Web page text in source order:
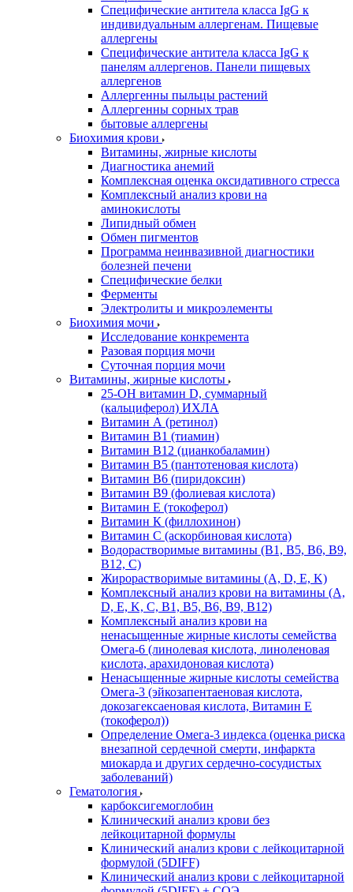
Специфические антитела класса IgG к
индивидуальным аллергенам. Пищевые
аллергены
Специфические антитела класса IgG к
панелям аллергенов. Панели пищевых
аллергенов
Аллергенны пыльцы растений
Аллергенны сорных трав
бытовые аллергены
Биохимия крови
Витамины, жирные кислоты
Диагностика анемий
Комплексная оценка оксидативного стресса
Комплексный анализ крови на
аминокислоты
Липидный обмен
Обмен пигментов
Программа неинвазивной диагностики
болезней печени
Специфические белки
Ферменты
Электролиты и микроэлементы
Биохимия мочи
Исследование конкремента
Разовая порция мочи
Суточная порция мочи
Витамины, жирные кислоты
25-OH витамин D, суммарный
(кальциферол) ИХЛА
Витамин А (ретинол)
Витамин В1 (тиамин)
Витамин В12 (цианкобаламин)
Витамин В5 (пантотеновая кислота)
Витамин В6 (пиридоксин)
Витамин В9 (фолиевая кислота)
Витамин Е (токоферол)
Витамин К (филлохинон)
Витамин С (аскорбиновая кислота)
Водорастворимые витамины (B1, B5, B6, В9,
В12, С)
Жирорастворимые витамины (A, D, E, K)
Комплексный анализ крови на витамины (A,
D, E, K, C, B1, B5, B6, В9, B12)
Комплексный анализ крови на
ненасыщенные жирные кислоты семейства
Омега-6 (линолевая кислота, линоленовая
кислота, арахидоновая кислота)
Ненасыщенные жирные кислоты семейства
Омега-3 (эйкозапентаеновая кислота,
докозагексаеновая кислота, Витамин E
(токоферол))
Определение Омега-3 индекса (оценка риска
внезапной сердечной смерти, инфаркта
миокарда и других сердечно-сосудистых
заболеваний)
Гематология
карбоксигемоглобин
Клинический анализ крови без
лейкоцитарной формулы
Клинический анализ крови с лейкоцитарной
формулой (5DIFF)
Клинический анализ крови с лейкоцитарной